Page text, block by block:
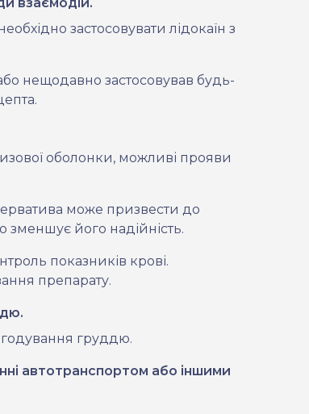
застосовувати лідокаїн з
нещодавно застосовував будь-
оболонки, можливі прояви
може призвести до
зменшує його надійність.
показників крові.
препарату.
годування груддю.
автотранспортом або іншими